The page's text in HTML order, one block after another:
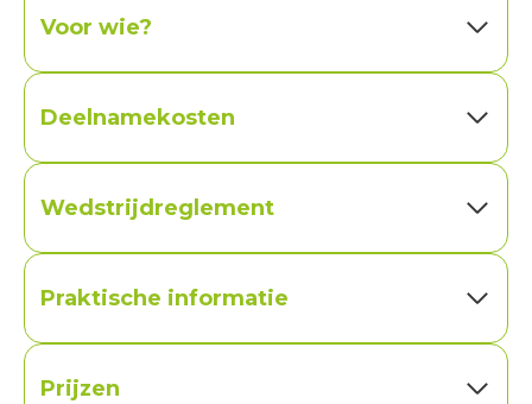
Voor wie?
Deelnamekosten
Wedstrijdreglement
Praktische informatie
Prijzen